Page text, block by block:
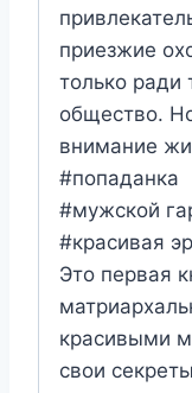
приезжие
только ради
общество.
внимание
#попаданка
#мужской
#красивая
Это первая
красивыми
свои